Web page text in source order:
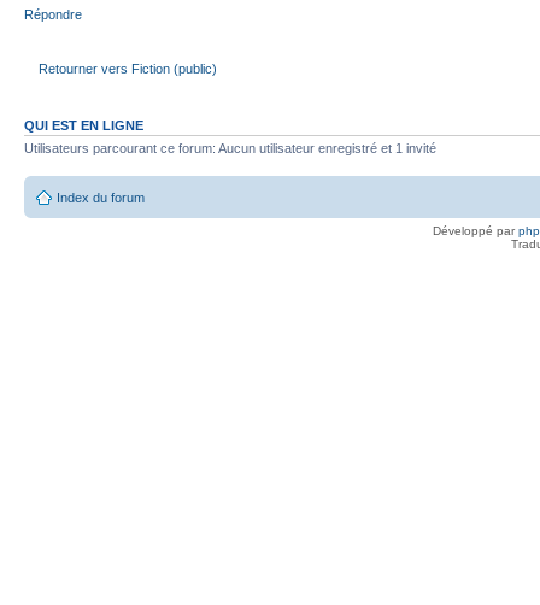
Répondre
Retourner vers Fiction (public)
QUI EST EN LIGNE
Utilisateurs parcourant ce forum: Aucun utilisateur enregistré et 1 invité
Index du forum
Développé par